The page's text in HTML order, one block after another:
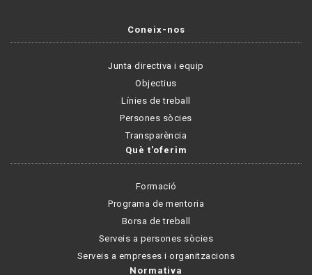
Coneix-nos
Junta directiva i equip
Objectius
Línies de treball
Persones sòcies
Transparència
Què t'oferim
Formació
Programa de mentoria
Borsa de treball
Serveis a persones sòcies
Serveis a empreses i organitzacions
Normativa